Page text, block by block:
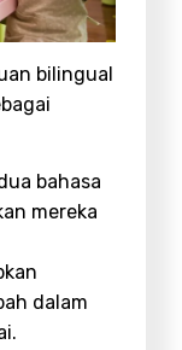
bilingual
bahasa
mereka
dalam